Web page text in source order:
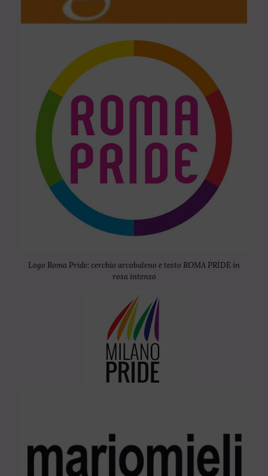
Logo Roma Pride: cerchio arcobaleno e testo ROMA PRIDE in
rosa intenso